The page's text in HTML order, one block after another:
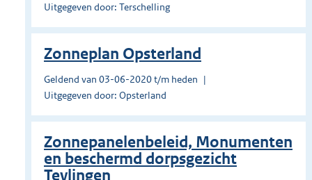
Uitgegeven door: Terschelling
Zonneplan Opsterland
Geldend van 03-06-2020 t/m heden
Uitgegeven door: Opsterland
Zonnepanelenbeleid, Monumenten
en beschermd dorpsgezicht
Teylingen